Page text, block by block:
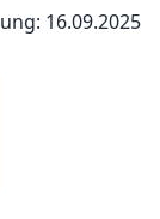
16.09.2025